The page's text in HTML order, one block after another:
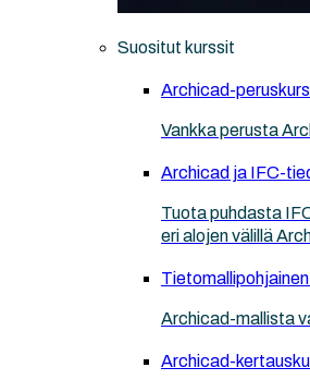
Suositut kurssit
Archicad-
Vankka perusta
Archicad ja IFC-
Tuota puhdasta
eri alojen välillä
Archicad-mallista
Archicad-